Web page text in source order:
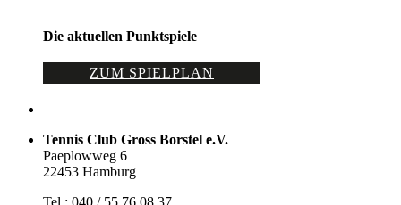
Die aktuellen Punktspiele
ZUM SPIELPLAN
Tennis Club Gross Borstel e.V.
Paeplowweg 6
22453 Hamburg